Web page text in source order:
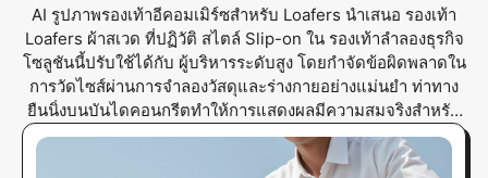
AI รูปภาพรองเท้าอีคอมเมิร์ซสำหรับ Loafers นำเสนอ รองเท้า
Loafers ผ้าสเวด ที่ปฏิวัติ สไตล์ Slip-on ใน รองเท้าลำลองธุรกิจ
โซลูชันนี้ปรับใช้ได้กับ ผู้บริหารระดับสูง โดยกำจัดข้อผิดพลาดใน
การวัดไซส์ผ่านการจำลองวัสดุและร่างกายอย่างแม่นยำ ท่าทาง
ยืนนิ่งบนบันไดคอนกรีตทำให้การแสดงผลมีความสมจริงสำหรับ
ตลาดทั่วโลก